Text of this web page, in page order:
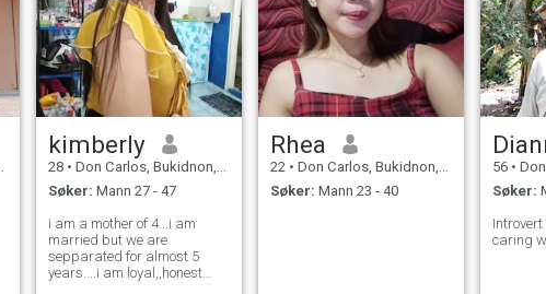
kimberly
28 • Don Carlos, Bukidnon, Filippinene
Søker: Mann 27 - 47
i am a mother of 4...i am
married but we are
sepparated for almost 5
years....i am loyal,,honest
Rhea
22 • Don Carlos, Bukidnon, Filippinene
Søker: Mann 23 - 40
56 • Don
Søker:
caring